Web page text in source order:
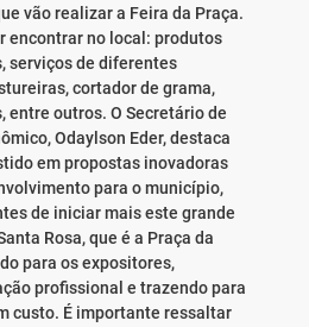
vão realizar a Feira da Praça.
encontrar no local: produtos
serviços de diferentes
cortador de grama,
entre outros. O Secretário de
Odaylson Eder, destaca
em propostas inovadoras
para o município,
de iniciar mais este grande
Rosa, que é a Praça da
para os expositores,
profissional e trazendo para
custo. É importante ressaltar